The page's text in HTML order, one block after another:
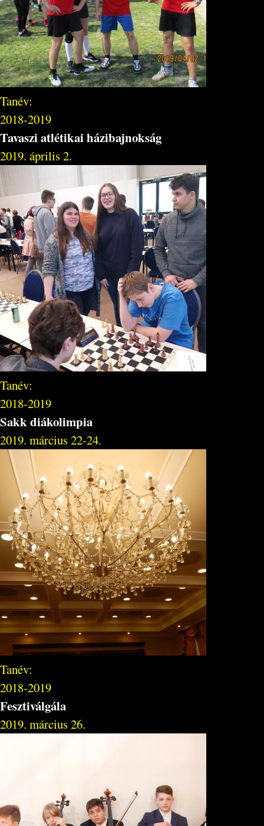
Tanév:
2018-2019
Tavaszi atlétikai házibajnokság
2019. április 2.
Tanév:
2018-2019
Sakk diákolimpia
2019. március 22-24.
Tanév:
2018-2019
Fesztiválgála
2019. március 26.